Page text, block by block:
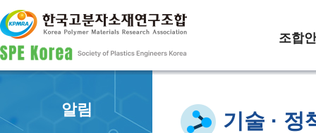
조합
알림 기술 · 정